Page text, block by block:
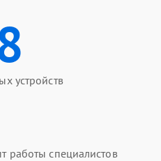
устройств
работы специалистов